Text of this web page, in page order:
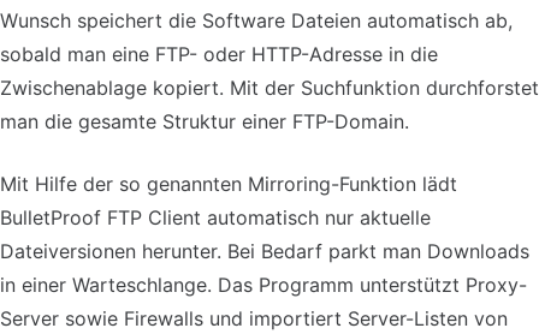
Wunsch speichert die Software Dateien automatisch ab,
sobald man eine FTP- oder HTTP-Adresse in die
Zwischenablage kopiert. Mit der Suchfunktion durchforstet
man die gesamte Struktur einer FTP-Domain.
Mit Hilfe der so genannten Mirroring-Funktion lädt
BulletProof FTP Client automatisch nur aktuelle
Dateiversionen herunter. Bei Bedarf parkt man Downloads
in einer Warteschlange. Das Programm unterstützt Proxy-
Server sowie Firewalls und importiert Server-Listen von